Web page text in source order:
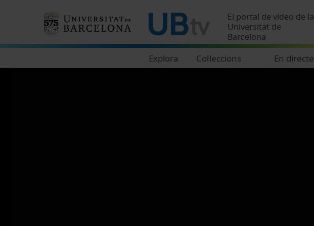
El portal de vídeo de la
Universitat de
Barcelona
Explora Col·leccions En directe